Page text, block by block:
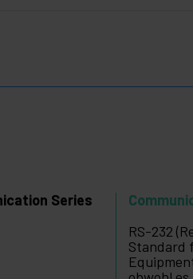
Series
RS-232
Standard